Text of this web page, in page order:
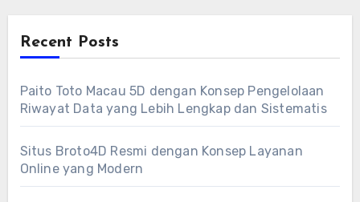
Recent Posts
Paito Toto Macau 5D dengan Konsep Pengelolaan
Riwayat Data yang Lebih Lengkap dan Sistematis
Situs Broto4D Resmi dengan Konsep Layanan
Online yang Modern